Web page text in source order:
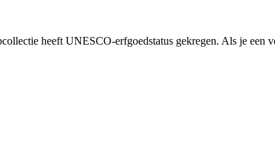
heeft UNESCO-erfgoedstatus gekregen. Als je een